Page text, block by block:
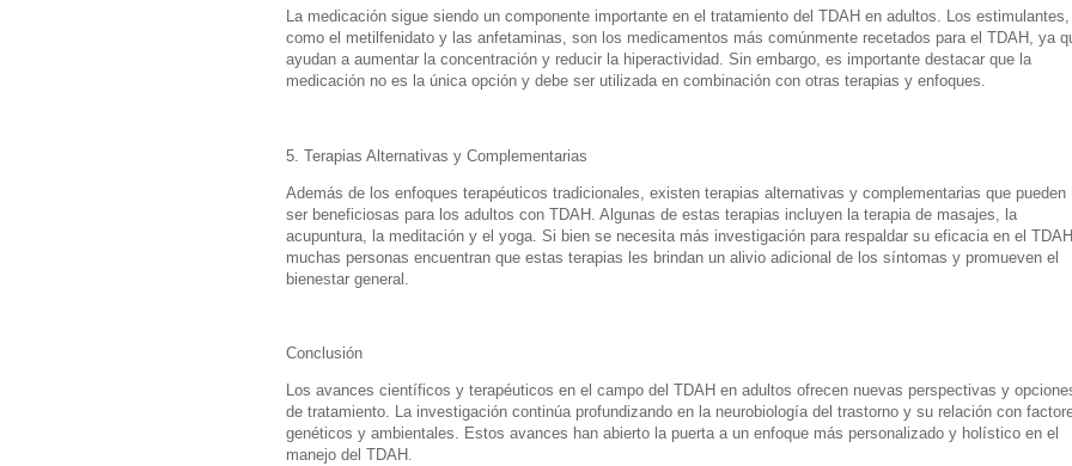
La medicación sigue siendo un componente importante en el tratamiento del TDAH en adultos. Los estimulantes,
como el metilfenidato y las anfetaminas, son los medicamentos más comúnmente recetados para el TDAH, ya
ayudan a aumentar la concentración y reducir la hiperactividad. Sin embargo, es importante destacar que la
medicación no es la única opción y debe ser utilizada en combinación con otras terapias y enfoques.
5. Terapias Alternativas y Complementarias
Además de los enfoques terapéuticos tradicionales, existen terapias alternativas y complementarias que pueden
ser beneficiosas para los adultos con TDAH. Algunas de estas terapias incluyen la terapia de masajes, la
acupuntura, la meditación y el yoga. Si bien se necesita más investigación para respaldar su eficacia en el
muchas personas encuentran que estas terapias les brindan un alivio adicional de los síntomas y promueven el
bienestar general.
Conclusión
Los avances científicos y terapéuticos en el campo del TDAH en adultos ofrecen nuevas perspectivas y
de tratamiento. La investigación continúa profundizando en la neurobiología del trastorno y su relación con
genéticos y ambientales. Estos avances han abierto la puerta a un enfoque más personalizado y holístico en el
manejo del TDAH.